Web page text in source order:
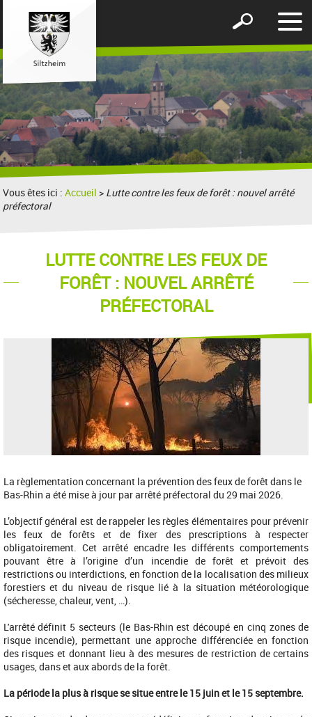
le
Afficher
formulaire
de
recherche
Vous êtes ici :Accueil > Lutte contre les feux de forêt : nouvel arrêté
préfectoral
LUTTE CONTRE LES FEUX DE
FORÊT : NOUVEL ARRÊTÉ
PRÉFECTORAL
La règlementation concernant la prévention des feux de forêt dans le
Bas-Rhin a été mise à jour par arrêté préfectoral du 29 mai 2026.
L’objectif général est de rappeler les règles élémentaires pour prévenir
les feux de forêts et de fixer des prescriptions à respecter
obligatoirement. Cet arrêté encadre les différents comportements
pouvant être à l’origine d’un incendie de forêt et prévoit des
restrictions ou interdictions, en fonction de la localisation des milieux
forestiers et du niveau de risque lié à la situation météorologique
(sécheresse, chaleur, vent, …).
L'arrêté définit 5 secteurs (le Bas-Rhin est découpé en cinq zones de
risque incendie), permettant une approche différenciée en fonction
des risques et donnant lieu à des mesures de restriction de certains
usages, dans et aux abords de la forêt.
La période la plus à risque se situe entre le 15 juin et le 15 septembre.